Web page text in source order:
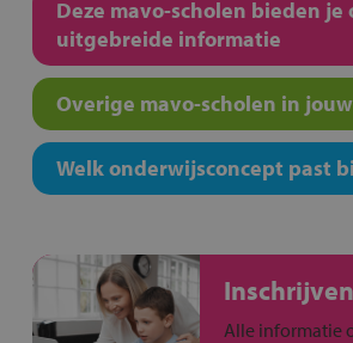
Deze mavo-scholen bieden je
uitgebreide informatie
Overige mavo-scholen in
Welk onderwijsconcept past
Alle informatie